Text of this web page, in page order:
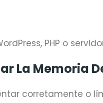
PHP o
La Memoria
corretamente o